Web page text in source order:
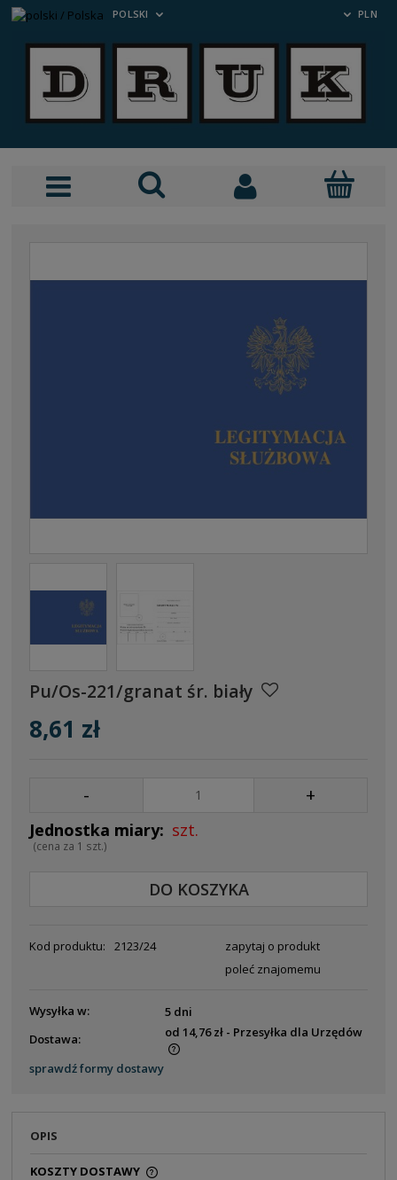
POLSKI PLN
Pu/Os-221/granat śr. biały
8,61 zł
- +
szt.
(cena za 1 szt.)
DO KOSZYKA
Kod produktu: 2123/24
zapytaj o produkt
poleć znajomemu
Wysyłka w:
5 dni
Dostawa:
od 14,76 zł - Przesyłka dla Urzędów
Cena nie zawiera ewentualnych kosztów płatności
sprawdź formy dostawy
OPIS
KOSZTY DOSTAWY